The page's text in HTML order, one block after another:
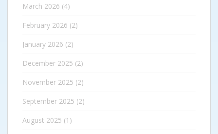
March 2026 (4)
February 2026 (2)
January 2026 (2)
December 2025 (2)
November 2025 (2)
September 2025 (2)
August 2025 (1)